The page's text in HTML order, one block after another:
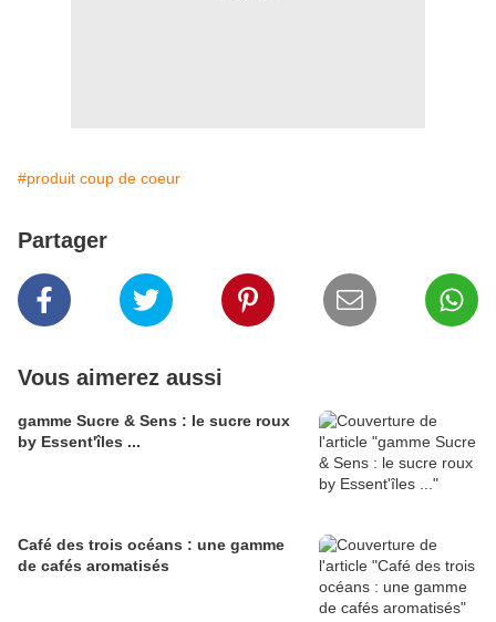
#produit coup de coeur
Partager
Vous aimerez aussi
gamme Sucre & Sens : le sucre roux
by Essent'îles ...
Café des trois océans : une gamme
de cafés aromatisés